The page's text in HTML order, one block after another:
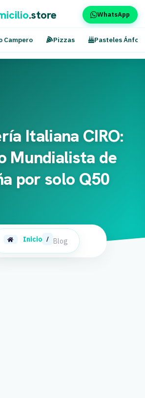
.store WhatsApp
Campero Pizzas Pasteles Ánfora
Italiana CIRO:
Mundialista de
por solo Q50
Inicio / Blog